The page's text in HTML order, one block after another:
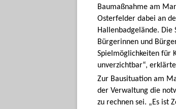
Baumaßnahme am
Osterfelder dabei an
Hallenbadgelände. Die
Bürgerinnen und
Spielmöglichkeiten für
unverzichtbar“,
Zur Bausituation am
der Verwaltung die
zu rechnen sei. „Es ist